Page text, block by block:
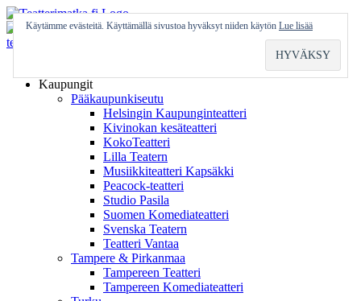
Skip
to
content
Kaupungit
Pääkaupunkiseutu
Helsingin Kaupunginteatteri
Kivinokan kesäteatteri
KokoTeatteri
Lilla Teatern
Musiikkiteatteri Kapsäkki
Peacock-teatteri
Studio Pasila
Suomen Komediateatteri
Svenska Teatern
Teatteri Vantaa
Tampere & Pirkanmaa
Tampereen Teatteri
Tampereen Komediateatteri
Käytämme evästeitä. Käyttämällä sivustoa hyväksyt niiden käytön Lue lisää